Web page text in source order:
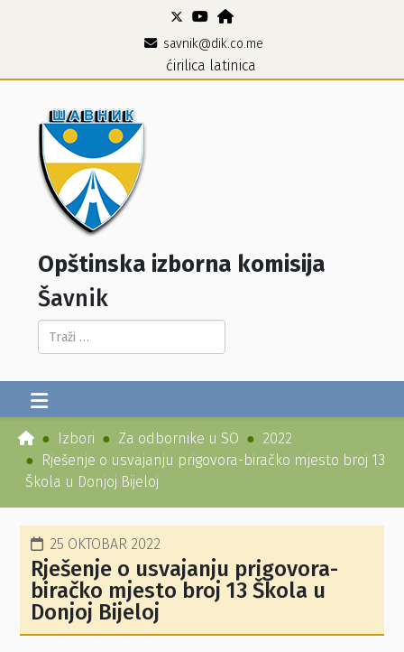
savnik@dik.co.me
ćirilica latinica
Opštinska izborna komisija
Šavnik
Pretraga...
Izbori Za odbornike u SO
2022
Rješenje o usvajanju prigovora-biračko mjesto broj 13
Škola u Donjoj Bijeloj
25 OKTOBAR 2022
Rješenje o usvajanju prigovora-
biračko mjesto broj 13 Škola u
Donjoj Bijeloj